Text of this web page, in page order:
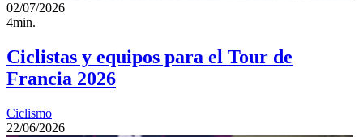
02/07/2026
4min.
Ciclistas y equipos para el Tour de
Francia 2026
Ciclismo
22/06/2026